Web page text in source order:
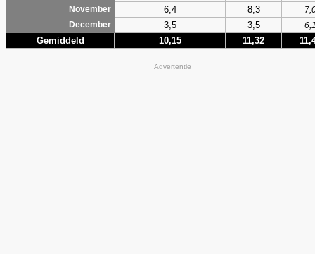
November
6,4 8,3
December
3,5 3,5
Gemiddeld 10,15 11,32
Advertentie